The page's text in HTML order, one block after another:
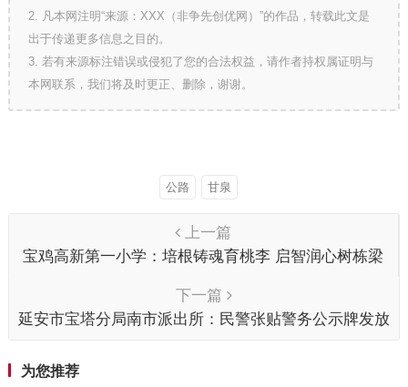
2. 凡本网注明“来源：XXX（非争先创优网）”的作品，转载此文是
出于传递更多信息之目的。
3. 若有来源标注错误或侵犯了您的合法权益，请作者持权属证明与
本网联系，我们将及时更正、删除，谢谢。
公路 甘泉
上一篇
宝鸡高新第一小学：培根铸魂育桃李 启智润心树栋梁
下一篇
延安市宝塔分局南市派出所：民警张贴警务公示牌发放
为您推荐